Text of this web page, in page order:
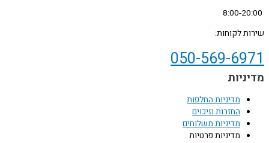
שירות לקוחות:
050-569-6971
מדיניות
מדיניות החלפות
החזרות וזיכוים
מדיניות משלוחים
מדיניות פרטיות